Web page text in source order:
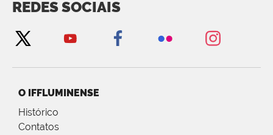
REDES SOCIAIS
O IFFLUMINENSE
Histórico
Contatos